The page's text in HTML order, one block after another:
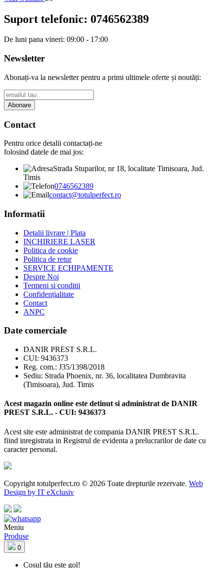
Suport telefonic: 0746562389
De luni pana vineri: 09:00 - 17:00
Newsletter
Abonați-va la newsletter pentru a primi ultimele oferte și noutăți:
Abonare
Contact
Pentru orice detalii contactați-ne
folosind datele de mai jos:
Strada Stuparilor, nr 18, localitate Timisoara, Jud.
Timis
0746562389
contact@totulperfect.ro
Informatii
Detalii livrare | Plata
INCHIRIERE LASER
Politica de cookie
Politica de retur
SERVICE ECHIPAMENTE
Despre Noi
Termeni si conditii
Confidențialitate
Contact
ANPC
Date comerciale
DANIR PREST S.R.L.
CUI: 9436373
Reg. com.: J35/1398/2018
Sediu: Strada Phoenix, nr. 36, localitatea Dumbravita
(Timisoara), Jud. Timis
Acest magazin online este detinut si administrat de DANIR
PREST S.R.L. - CUI: 9436373
Acest site este administrat de compania DANIR PREST S.R.L.
fiind inregistrata in Registrul de evidenta a prelucrarilor de date cu
caracter personal.
Copyright totulperfect.ro © 2026 Toate drepturile rezervate. Web
Design by IT eXclusiv
Meniu
Produse
0
Coșul tău este gol!